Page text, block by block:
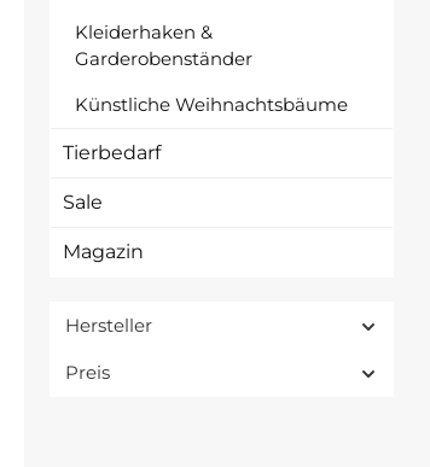
Kleiderhaken &
Garderobenständer
Künstliche Weihnachtsbäume
Tierbedarf
Sale
Magazin
Hersteller
Preis